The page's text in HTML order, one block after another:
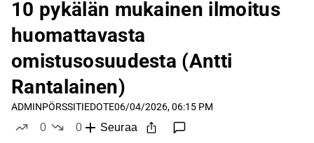
10 pykälän mukainen ilmoitus
huomattavasta
omistusosuudesta (Antti
Rantalainen)
ADMINPÖRSSITIEDOTE06/04/2026, 06:15 PM
0
0
Seuraa